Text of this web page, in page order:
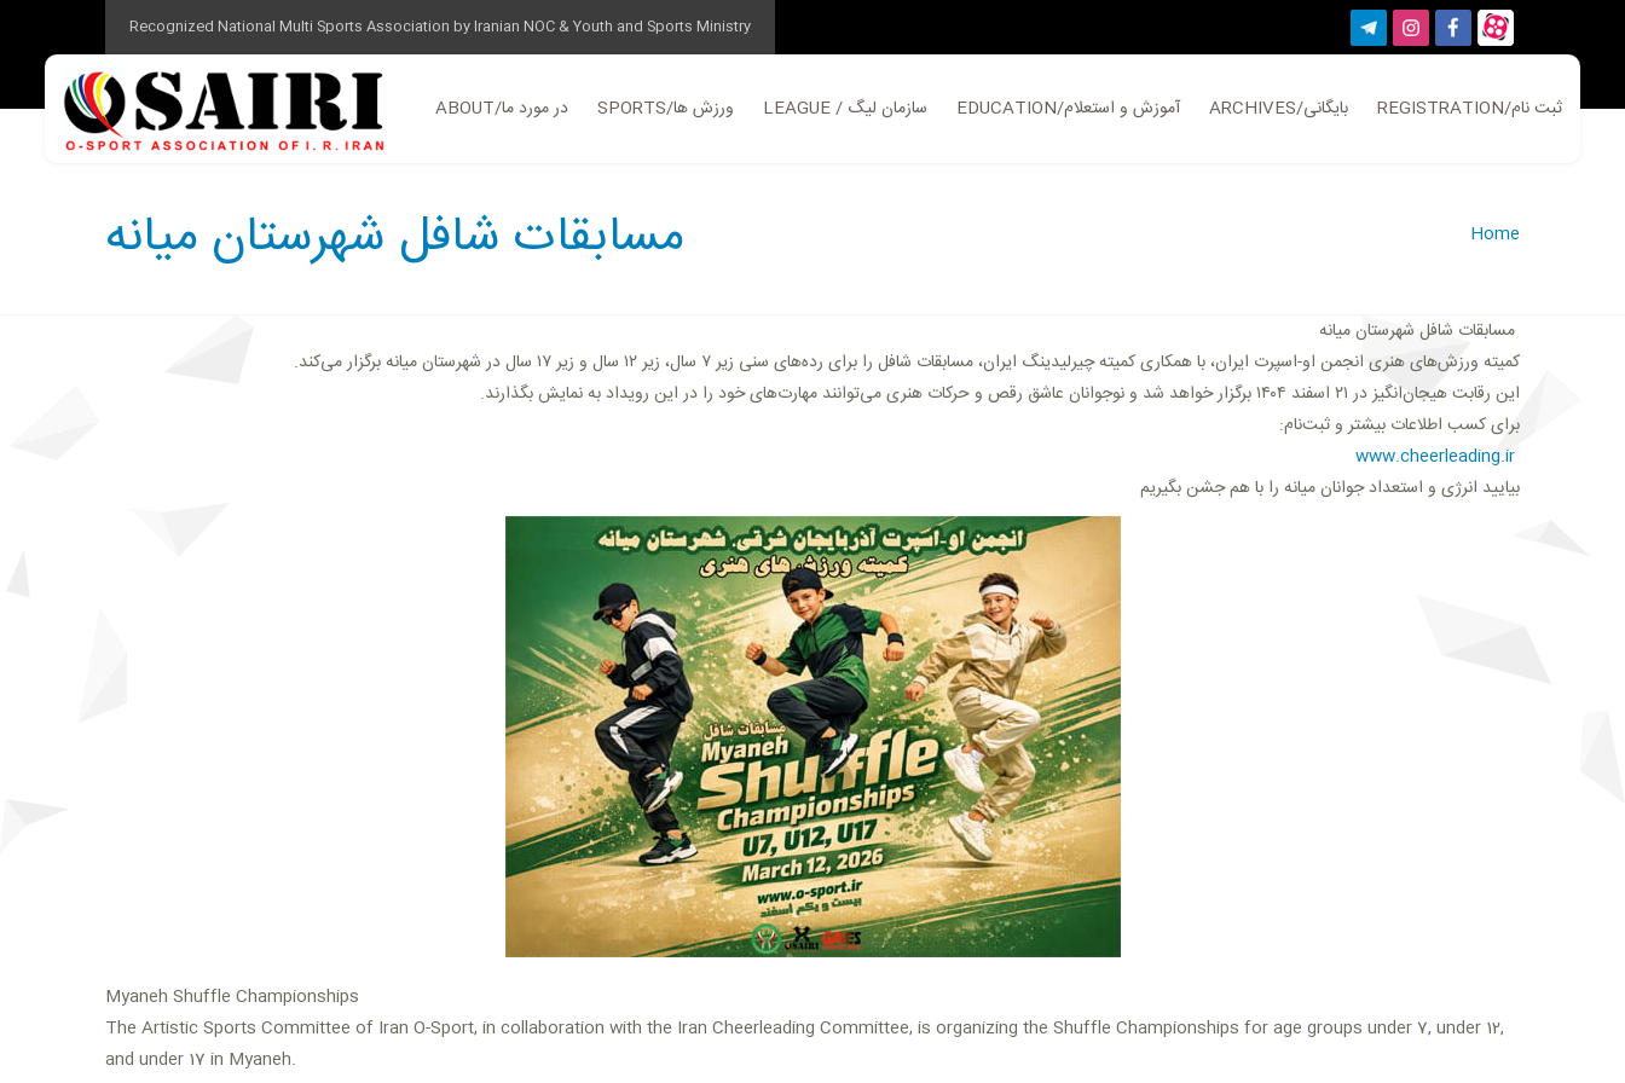
Recognized National Multi Sports Association by Iranian NOC & Youth and Sports Ministry
ABOUT/در مورد ما SPORTS/ورزش ها LEAGUE / سازمان لیگ EDUCATION/آموزش و استعلام ARCHIVES/بایگانی REGISTRATION/ثبت نام
مسابقات شافل شهرستان میانه Home
.کمیته ورزش‌های هنری انجمن او-اسپرت ایران، با همکاری کمیته چیرلیدینگ ایران، مسابقات شافل را برای رده‌های سنی زیر ۷ سال، زیر ۱۲ سال و زیر ۱۷ سال در شهرستان میانه برگزار می‌کند
.این رقابت هیجان‌انگیز در ۲۱ اسفند ۱۴۰۴ برگزار خواهد شد و نوجوانان عاشق رقص و حرکات هنری می‌توانند مهارت‌های خود را در این رویداد به نمایش بگذارند
:برای کسب اطلاعات بیشتر و ثبت‌نام
www.cheerleading.ir
بیایید انرژی و استعداد جوانان میانه را با هم جشن بگیریم
Myaneh Shuffle Championships
The Artistic Sports Committee of Iran O-Sport, in collaboration with the Iran Cheerleading Committee, is organizing the Shuffle Championships for age groups under 7, under 12,
and under 17 in Myaneh.